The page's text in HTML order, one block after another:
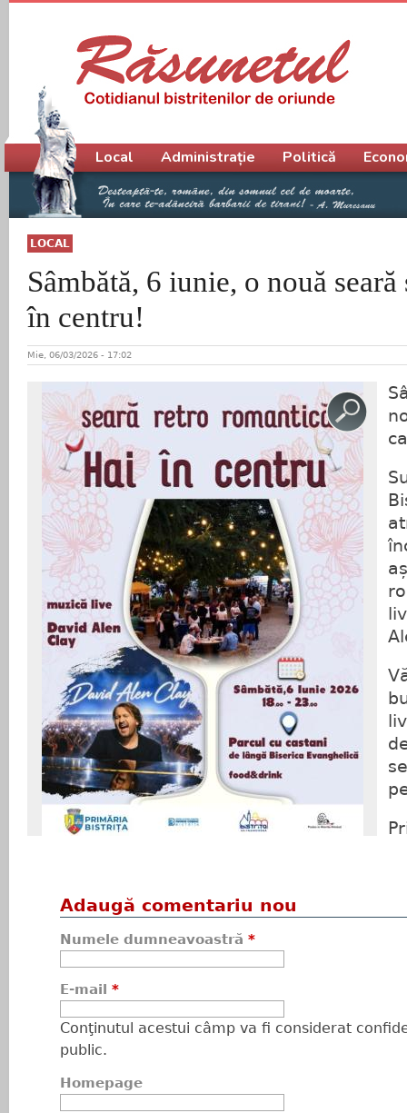
LOCAL
Sâmbătă, 6 iunie, o nouă
în centru!
Mie, 06/03/2026 - 17:02
Adaugă comentariu nou
Numele dumneavoastră *
E-mail *
Conţinutul acestui câmp va fi considerat
public.
Homepage
Meniu principal
Local Administrație Politică